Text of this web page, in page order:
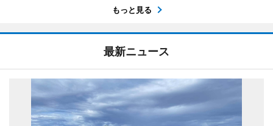
もっと見る
最新ニュース